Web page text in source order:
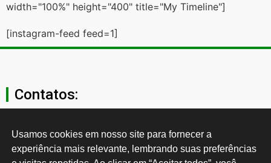
width="100%" height="400" title="My Timeline"]
[instagram-feed feed=1]
Contatos:
secgeral@ctb.org.br
11 3874-0040
Usamos cookies em nosso site para fornecer a
experiência mais relevante, lembrando suas preferências